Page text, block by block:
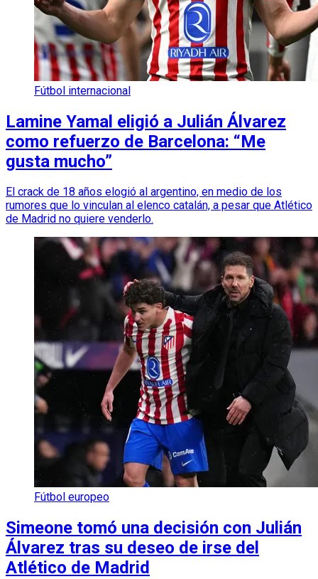
Fútbol internacional
Lamine Yamal eligió a Julián Álvarez
como refuerzo de Barcelona: “Me
gusta mucho”
El crack de 18 años elogió al argentino, en medio de los
rumores que lo vinculan al elenco catalán, a pesar que Atlético
de Madrid no quiere venderlo.
Fútbol europeo
Simeone tomó una decisión con Julián
Álvarez tras su deseo de irse del
Atlético de Madrid